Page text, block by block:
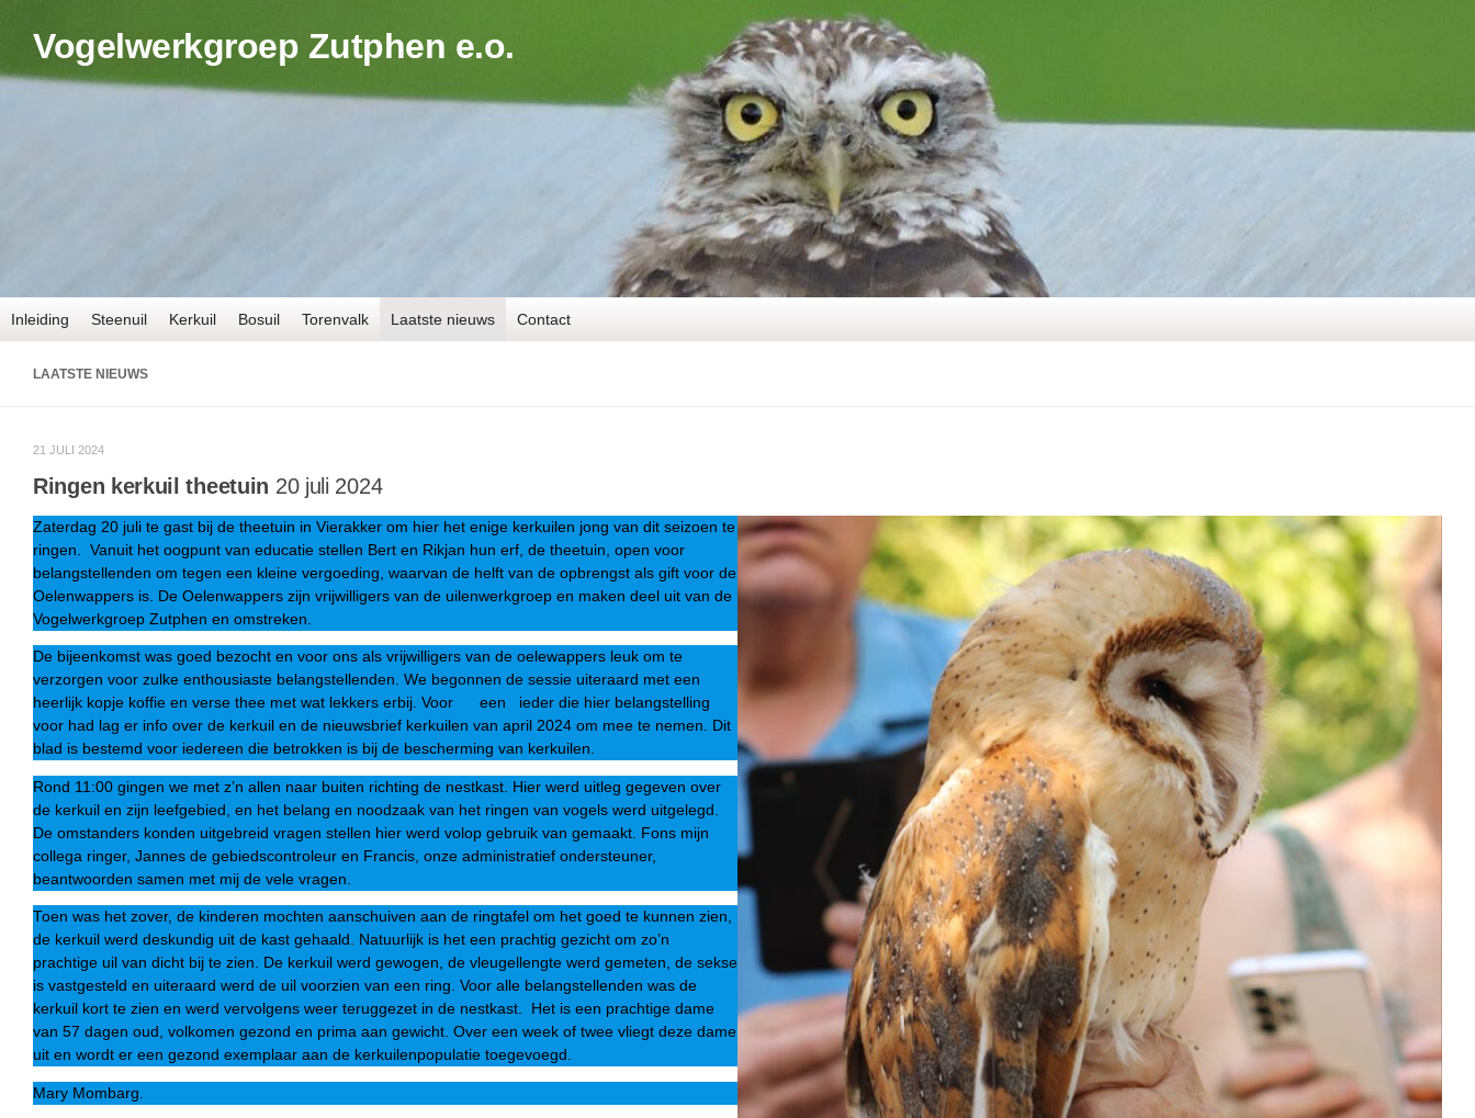
Vogelwerkgroep Zutphen e.o.
Inleiding Steenuil Kerkuil Bosuil Torenvalk Laatste nieuws Contact
LAATSTE NIEUWS
21 JULI 2024
Ringen kerkuil theetuin 20 juli 2024
Zaterdag 20 juli te gast bij de theetuin in Vierakker om hier het enige kerkuilen jong van dit seizoen te
ringen. Vanuit het oogpunt van educatie stellen Bert en Rikjan hun erf, de theetuin, open voor
belangstellenden om tegen een kleine vergoeding, waarvan de helft van de opbrengst als gift voor de
Oelenwappers is. De Oelenwappers zijn vrijwilligers van de uilenwerkgroep en maken deel uit van de
Vogelwerkgroep Zutphen en omstreken.
De bijeenkomst was goed bezocht en voor ons als vrijwilligers van de oelewappers leuk om te
verzorgen voor zulke enthousiaste belangstellenden. We begonnen de sessie uiteraard met een
heerlijk kopje koffie en verse thee met wat lekkers erbij. Voor een ieder die hier belangstelling
voor had lag er info over de kerkuil en de nieuwsbrief kerkuilen van april 2024 om mee te nemen. Dit
blad is bestemd voor iedereen die betrokken is bij de bescherming van kerkuilen.
Rond 11:00 gingen we met z’n allen naar buiten richting de nestkast. Hier werd uitleg gegeven over
de kerkuil en zijn leefgebied, en het belang en noodzaak van het ringen van vogels werd uitgelegd.
De omstanders konden uitgebreid vragen stellen hier werd volop gebruik van gemaakt. Fons mijn
collega ringer, Jannes de gebiedscontroleur en Francis, onze administratief ondersteuner,
beantwoorden samen met mij de vele vragen.
Toen was het zover, de kinderen mochten aanschuiven aan de ringtafel om het goed te kunnen zien,
de kerkuil werd deskundig uit de kast gehaald. Natuurlijk is het een prachtig gezicht om zo’n
prachtige uil van dicht bij te zien. De kerkuil werd gewogen, de vleugellengte werd gemeten, de sekse
is vastgesteld en uiteraard werd de uil voorzien van een ring. Voor alle belangstellenden was de
kerkuil kort te zien en werd vervolgens weer teruggezet in de nestkast. Het is een prachtige dame
van 57 dagen oud, volkomen gezond en prima aan gewicht. Over een week of twee vliegt deze dame
uit en wordt er een gezond exemplaar aan de kerkuilenpopulatie toegevoegd.
Mary Mombarg.